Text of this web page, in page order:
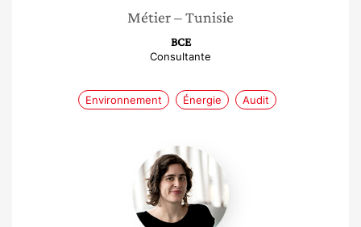
Métier– Tunisie
BCE
Consultante
Environnement Énergie Audit
Katherine
D’Avignon